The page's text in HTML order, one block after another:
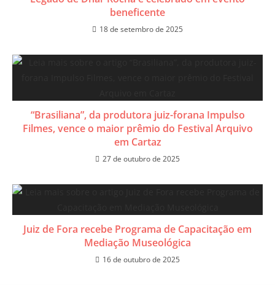
beneficente
18 de setembro de 2025
“Brasiliana”, da produtora juiz-forana Impulso
Filmes, vence o maior prêmio do Festival Arquivo
em Cartaz
27 de outubro de 2025
Juiz de Fora recebe Programa de Capacitação em
Mediação Museológica
16 de outubro de 2025